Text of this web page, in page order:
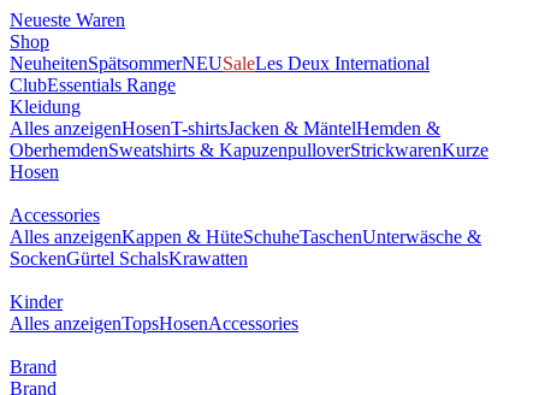
Neueste Waren
Shop
NeuheitenSpätsommerNEUSaleLes Deux International
ClubEssentials Range
Kleidung
Alles anzeigenHosenT-shirtsJacken & MäntelHemden &
OberhemdenSweatshirts & KapuzenpulloverStrickwarenKurze
Hosen
Accessories
Alles anzeigenKappen & HüteSchuheTaschenUnterwäsche &
SockenGürtel SchalsKrawatten
Kinder
Alles anzeigenTopsHosenAccessories
Brand
Brand